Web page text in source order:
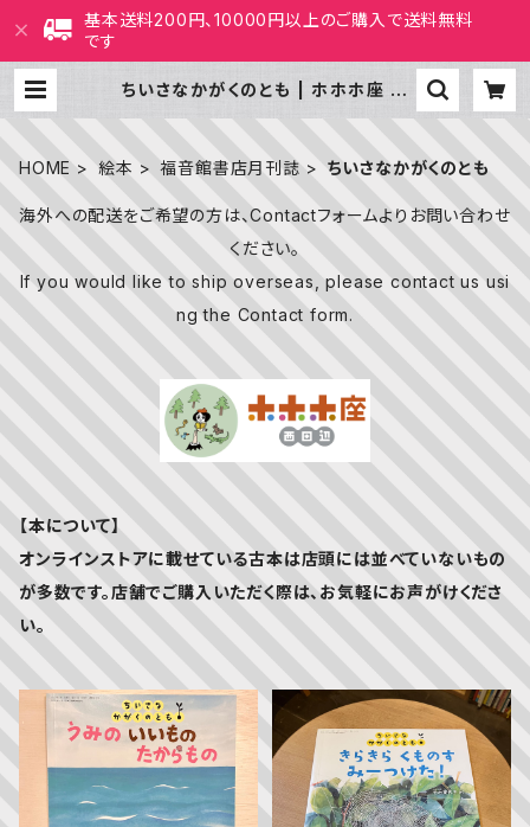
基本送料200円、10000円以上のご購入で送料無料
です
ちいさなかがくのとも | ホホホ座 西
HOME 絵本 福音館書店月刊誌 ちいさなかがくのとも
海外への配送をご希望の方は、Contactフォームよりお問い合わせ
ください。
If you would like to ship overseas, please contact us usi
ng the Contact form.
【本について】
オンラインストアに載せている古本は店頭には並べていないもの
が多数です。店舗でご購入いただく際は、お気軽にお声がけくださ
い。